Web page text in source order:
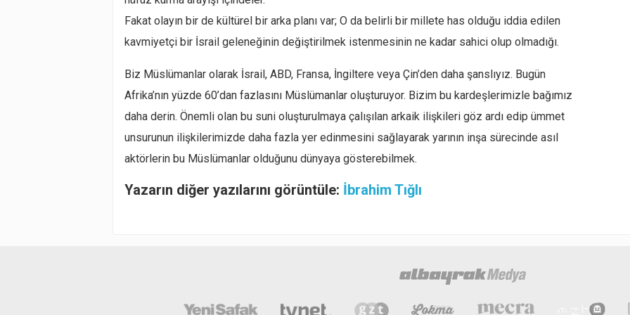
Fakat olayın bir de kültürel bir arka planı var; O da belirli bir millete has olduğu iddia edilen
kavmiyetçi bir İsrail geleneğinin değiştirilmek istenmesinin ne kadar sahici olup olmadığı.
Biz Müslümanlar olarak İsrail, ABD, Fransa, İngiltere veya Çin’den daha şanslıyız. Bugün
Afrika’nın yüzde 60’dan fazlasını Müslümanlar oluşturuyor. Bizim bu kardeşlerimizle bağımız
daha derin. Önemli olan bu suni oluşturulmaya çalışılan arkaik ilişkileri göz ardı edip ümmet
unsurunun ilişkilerimizde daha fazla yer edinmesini sağlayarak yarının inşa sürecinde asıl
aktörlerin bu Müslümanlar olduğunu dünyaya gösterebilmek.
Yazarın diğer yazılarını görüntüle: İbrahim Tığlı